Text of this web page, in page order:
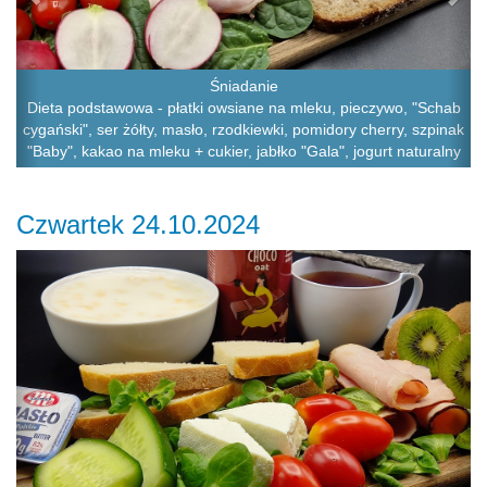
Śniadanie
Dieta podstawowa - płatki owsiane na mleku, pieczywo, "Schab
cygański", ser żółty, masło, rzodkiewki, pomidory cherry, szpinak
"Baby", kakao na mleku + cukier, jabłko "Gala", jogurt naturalny
Czwartek 24.10.2024
Previous